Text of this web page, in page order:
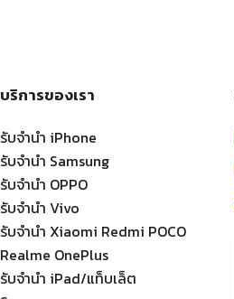
บริการของเรา
รับจำนำ iPhone
รับจำนำ Samsung
รับจำนำ OPPO
รับจำนำ Vivo
รับจำนำ Xiaomi Redmi POCO
Realme OnePlus
รับจำนำ iPad/แท็บเล็ต